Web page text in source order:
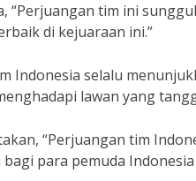
“Perjuangan tim ini
di kejuaraan ini.”
Indonesia selalu
lawan yang
“Perjuangan tim
para pemuda